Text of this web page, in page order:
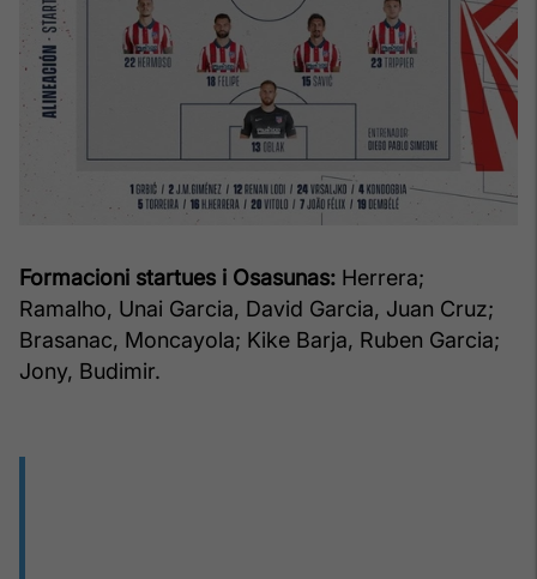
Formacioni startues i Osasunas: Herrera;
Ramalho, Unai Garcia, David Garcia, Juan Cruz;
Brasanac, Moncayola; Kike Barja, Ruben Garcia;
Jony, Budimir.